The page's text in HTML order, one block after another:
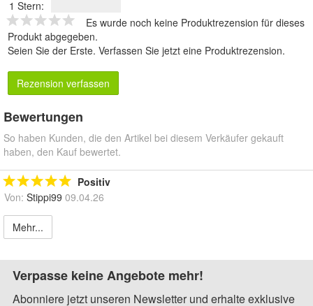
1 Stern:
Es wurde noch keine Produktrezension für dieses
Produkt abgegeben.
Seien Sie der Erste. Verfassen Sie jetzt eine Produktrezension.
Rezension verfassen
Bewertungen
So haben Kunden, die den Artikel bei diesem Verkäufer gekauft
haben, den Kauf bewertet.
Positiv
Von: Stippi99 09.04.26
Mehr...
Verpasse keine Angebote mehr!
Abonniere jetzt unseren Newsletter und erhalte exklusive